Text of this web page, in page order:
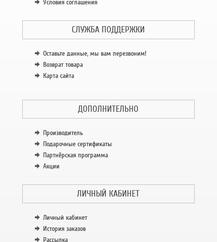
Условия соглашения
СЛУЖБА ПОДДЕРЖКИ
Оставьте данные, мы вам перезвоним!
Возврат товара
Карта сайта
ДОПОЛНИТЕЛЬНО
Производитель
Подарочные сертификаты
Партнёрская программа
Акции
ЛИЧНЫЙ КАБИНЕТ
Личный кабинет
История заказов
Рассылка